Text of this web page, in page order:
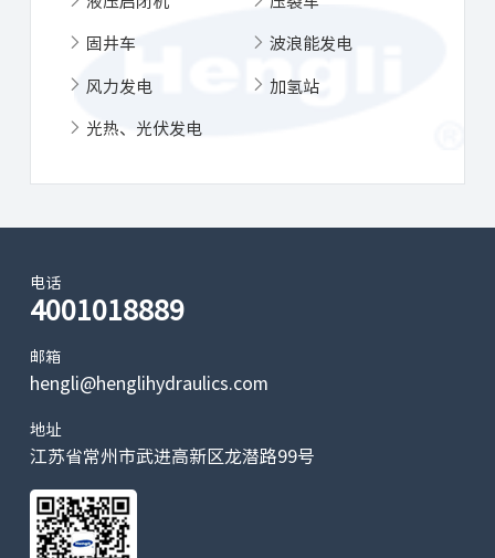
固井车 波浪能发电
风力发电 加氢站
光热、光伏发电
电话
4001018889
邮箱
hengli@henglihydraulics.com
地址
江苏省常州市武进高新区龙潜路99号